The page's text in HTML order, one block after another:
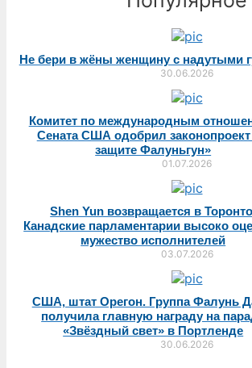
Не бери в жёны женщину с надутыми
30.06.2026
Комитет по международным
Сената США одобрил
защите Фалуньгун»
01.07.2026
Shen Yun возвращается в
Канадские парламентарии высоко
мужество исполнителей
03.07.2026
США, штат Орегон. Группа Фалунь
получила главную награду на
«Звёздный свет» в Портленде
30.06.2026